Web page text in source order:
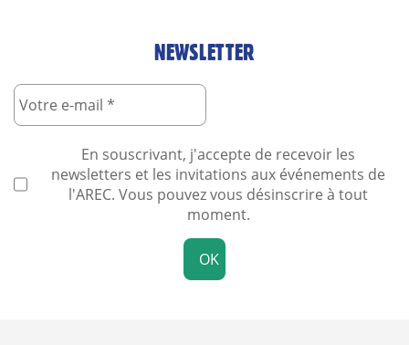
NEWSLETTER
En souscrivant, j'accepte de recevoir les
newsletters et les invitations aux événements de
l'AREC. Vous pouvez vous désinscrire à tout
moment.